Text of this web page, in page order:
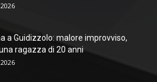
a Guidizzolo: malore improvviso,
ragazza di 20 anni